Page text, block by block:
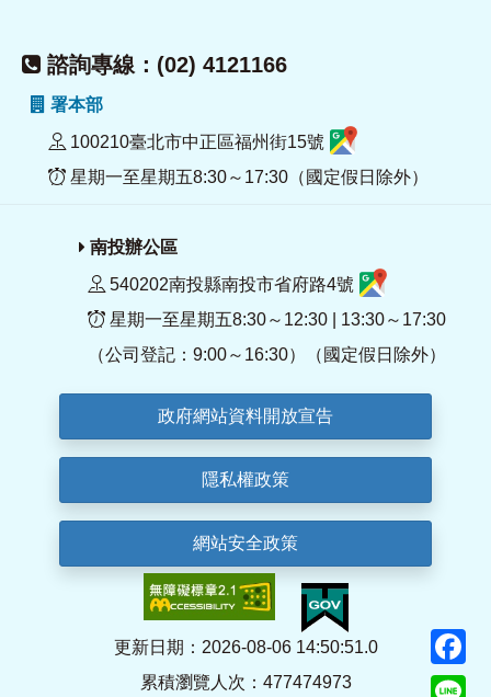
諮詢專線：(02) 4121166
署本部
100210臺北市中正區福州街15號
星期一至星期五8:30～17:30（國定假日除外）
南投辦公區
540202南投縣南投市省府路4號
星期一至星期五8:30～12:30 | 13:30～17:30
（公司登記：9:00～16:30）（國定假日除外）
政府網站資料開放宣告
隱私權政策
網站安全政策
更新日期：2026-08-06 14:50:51.0
累積瀏覽人次：477474973